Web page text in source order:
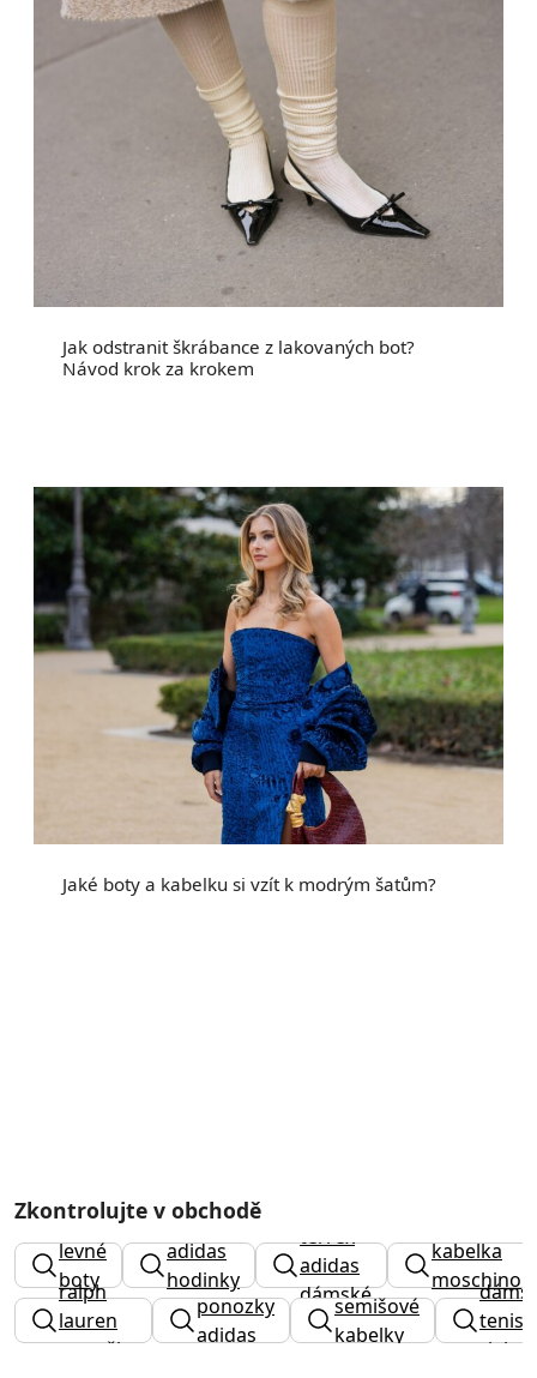
Jak odstranit škrábance z lakovaných bot?
Návod krok za krokem
Jaké boty a kabelku si vzít k modrým šatům?
Zkontrolujte v obchodě
levné
boty
adidas
hodinky
terrex
adidas
dámské
kabelka
moschino
ralph
lauren
ponožky
ponozky
adidas
semišové
kabelky
rieker